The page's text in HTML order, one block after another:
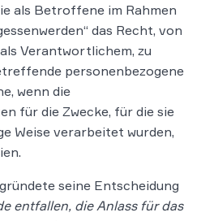
als Betroffene im Rahmen
das Recht, von
Verantwortlichem, zu
personenbezogene
wenn die
für die Zwecke, für die sie
Weise verarbeitet wurden,
seine Entscheidung
entfallen, die Anlass für das